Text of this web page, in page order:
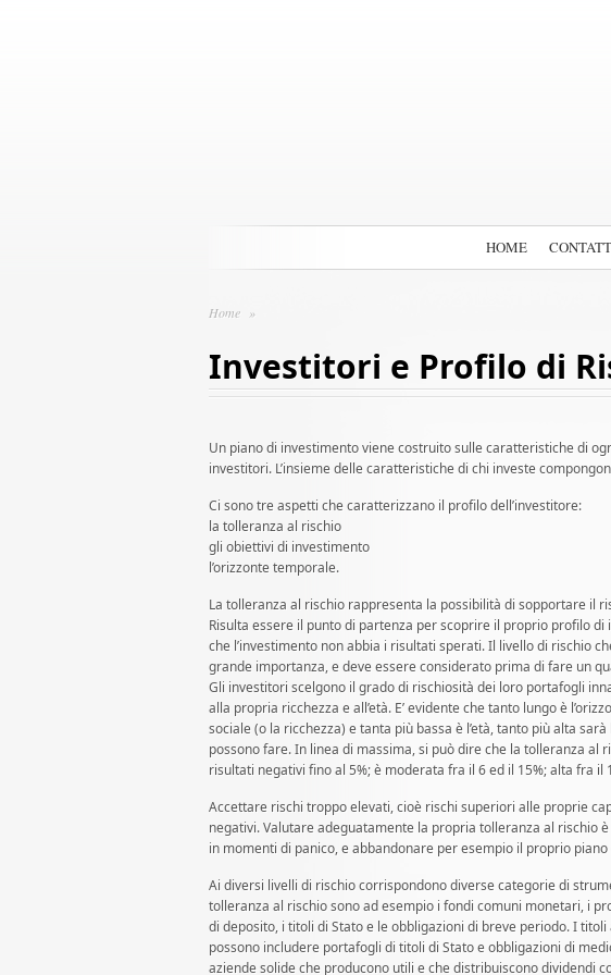
HOME
Home »
Investitori e Profilo di
Un piano di investimento viene costruito sulle caratteristiche di
investitori. L’insieme delle caratteristiche di chi investe
Ci sono tre aspetti che caratterizzano il profilo dell’investitore:
la tolleranza al rischio
gli obiettivi di investimento
l’orizzonte temporale.
La tolleranza al rischio rappresenta la possibilità di sopportare il
Risulta essere il punto di partenza per scoprire il proprio profilo
che l’investimento non abbia i risultati sperati. Il livello di rischio
grande importanza, e deve essere considerato prima di fare un
Gli investitori scelgono il grado di rischiosità dei loro portafogli
alla propria ricchezza e all’età. E’ evidente che tanto lungo è
sociale (o la ricchezza) e tanta più bassa è l’età, tanto più alta
possono fare. In linea di massima, si può dire che la tolleranza al
risultati negativi fino al 5%; è moderata fra il 6 ed il 15%; alta fra il
Accettare rischi troppo elevati, cioè rischi superiori alle proprie
negativi. Valutare adeguatamente la propria tolleranza al rischio
in momenti di panico, e abbandonare per esempio il proprio
Ai diversi livelli di rischio corrispondono diverse categorie di
tolleranza al rischio sono ad esempio i fondi comuni monetari, i
di deposito, i titoli di Stato e le obbligazioni di breve periodo. I
possono includere portafogli di titoli di Stato e obbligazioni di
aziende solide che producono utili e che distribuiscono dividendi